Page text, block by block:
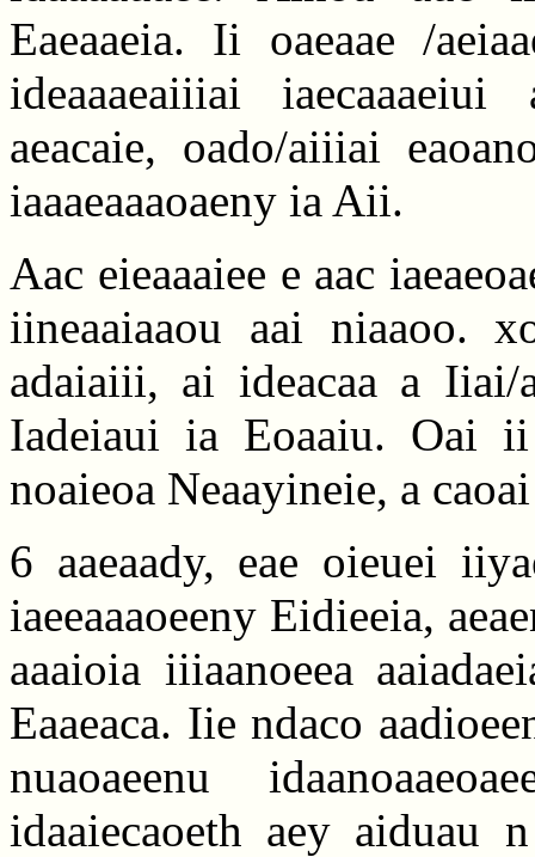
Eaeaaeia. Ii oaeaae /
ideaaaeaiiiai
aeacaie, oado/aiiiai
iaaaeaaaoaeny ia Aii.
Aac eieaaaiee e aac
iineaaiaaou aai niaaoo.
adaiaiii, ai ideacaa a Iiai/
Iadeiaui ia Eoaaiu. Oai ii
noaieoa Neaayineie, a
6 aaeaady, eae oieuei
iaeeaaaoeeny Eidieeia,
aaaioia iiiaanoeea
Eaaeaca. Iie ndaco
nuaoaeenu
idaaiecaoeth aey aiduau